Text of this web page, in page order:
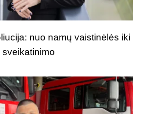
nuo namų vaistinėlės iki